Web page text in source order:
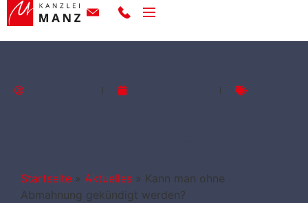
Startseite » Aktuelles » Kann man ohne
Abmahnung gekündigt werden?